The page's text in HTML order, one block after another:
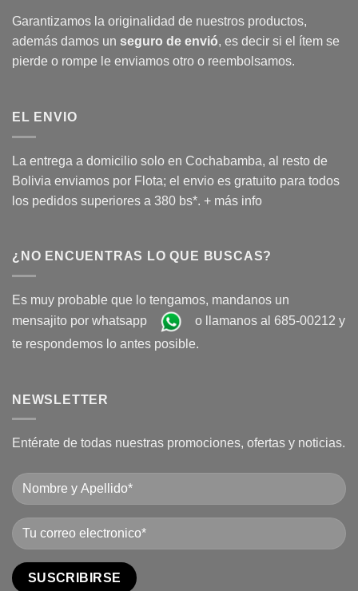
Garantizamos la originalidad de nuestros productos,
además damos un seguro de envió, es decir si el ítem se
pierde o rompe le enviamos otro o reembolsamos.
EL ENVIO
La entrega a domicilio solo en Cochabamba, al resto de
Bolivia enviamos por Flota; el envio es gratuito para todos
los pedidos superiores a 380 bs*. + más info
¿NO ENCUENTRAS LO QUE BUSCAS?
Es muy probable que lo tengamos, mandanos un
mensajito por whatsapp
o llamanos al 685-00212 y
te respondemos lo antes posible.
NEWSLETTER
Entérate de todas nuestras promociones, ofertas y noticias.